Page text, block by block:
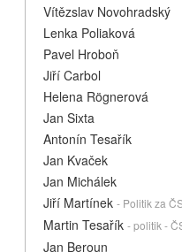
Vítězslav Novohradský
Lenka Poliaková
Pavel Hroboň
Jiří Carbol
Helena Rögnerová
Jan Sixta
Antonín Tesařík
Jan Kvaček
Jan Michálek
Jiří Martínek - Politik za
Martin Tesařík - politik -
Jan Beroun